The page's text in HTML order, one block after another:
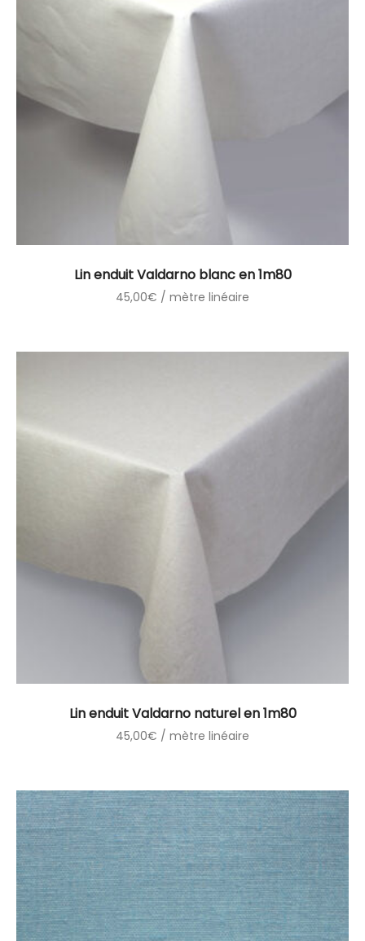
Lin enduit Valdarno blanc en 1m80
45,00€ / mètre linéaire
Lin enduit Valdarno naturel en 1m80
45,00€ / mètre linéaire